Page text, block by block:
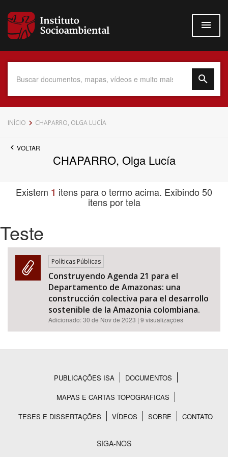
para
conteúdo
Data do Documento
Tema
Área de Levantamento
INÍCIO CHAPARRO, OLGA LUCÍA
VOLTAR
CHAPARRO, Olga Lucía
Existem 1 itens para o termo acima. Exibindo 50
itens por tela
Teste
Políticas Públicas
Construyendo Agenda 21 para el
Departamento de Amazonas: una
construcción colectiva para el desarrollo
sostenible de la Amazonia colombiana.
Adicionado:30 de Nov de 2023 | 9 visualizações
Rodapé
PUBLICAÇÕES ISA
DOCUMENTOS
MAPAS E CARTAS TOPOGRAFICAS
TESES E DISSERTAÇÕES
VÍDEOS SOBRE CONTATO
SIGA-NOS